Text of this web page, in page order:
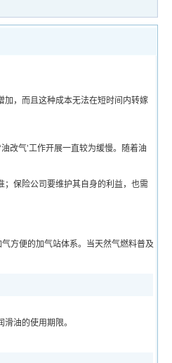
，而且这种成本无法在短时间内转嫁
改气’工作开展一直较为缓慢。随着油
保险公司要维护其自身的利益，也需
方便的加气站体系。当天然气燃料普及
油的使用期限。